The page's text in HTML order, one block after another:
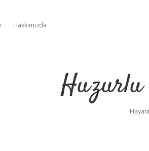
Hakkımızda
Huzurlu